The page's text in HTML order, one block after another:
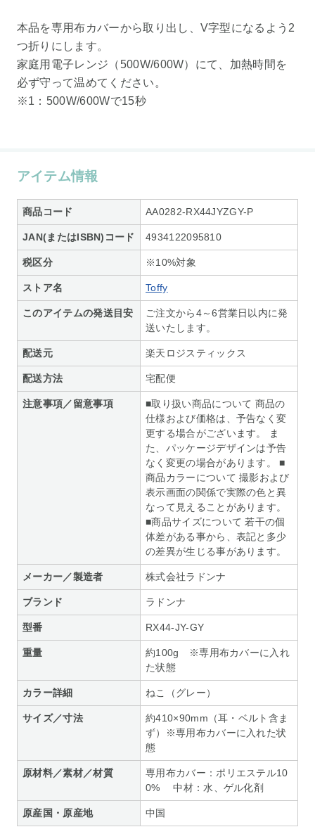
本品を専用布カバーから取り出し、V字型になるよう2
つ折りにします。
家庭用電子レンジ（500W/600W）にて、加熱時間を
必ず守って温めてください。
※1：500W/600Wで15秒
アイテム情報
商品コード AA0282-RX44JYZGY-P
JAN(またはISBN)コード 4934122095810
税区分 ※10%対象
ストア名 Toffy
このアイテムの発送目安
ご注文から4～6営業日以内に発
送いたします。
配送元 楽天ロジスティックス
配送方法 宅配便
注意事項／留意事項
■取り扱い商品について 商品の
仕様および価格は、予告なく変
更する場合がございます。 ま
た、パッケージデザインは予告
なく変更の場合があります。 ■
商品カラーについて 撮影および
表示画面の関係で実際の色と異
なって見えることがあります。
■商品サイズについて 若干の個
体差がある事から、表記と多少
の差異が生じる事があります。
メーカー／製造者 株式会社ラドンナ
ブランド ラドンナ
型番 RX44-JY-GY
重量
約100g ※専用布カバーに入れ
た状態
カラー詳細 ねこ（グレー）
サイズ／寸法
約410×90mm（耳・ベルト含ま
ず）※専用布カバーに入れた状
態
原材料／素材／材質
専用布カバー：ポリエステル10
0% 中材：水、ゲル化剤
原産国・原産地 中国